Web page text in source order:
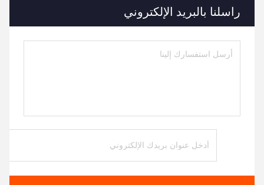
راسلنا بالبريد الإلكتروني